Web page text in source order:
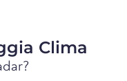
Clima